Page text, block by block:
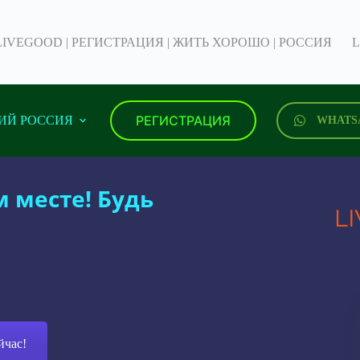
| РЕГИСТРАЦИЯ | ЖИТЬ ХОРОШО | РОССИЯ
РОССИЯ РЕГИСТРАЦИЯ
месте! Будь